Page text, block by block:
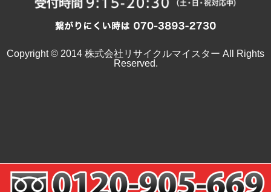
Copyright © 2014 株式会社リサイクルマイスター All Rights
Reserved.